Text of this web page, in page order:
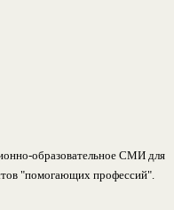
образовательное СМИ для
"помогающих профессий".